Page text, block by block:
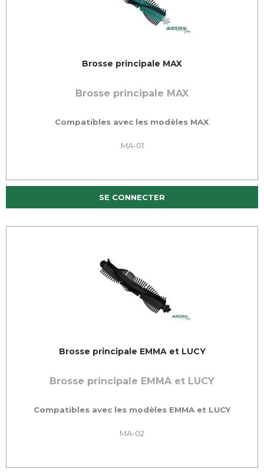
Brosse principale MAX
Brosse principale MAX
Compatibles avec les modèles MAX
MA-01
SE CONNECTER
Brosse principale EMMA et LUCY
Brosse principale EMMA et LUCY
Compatibles avec les modèles EMMA et LUCY
MA-02